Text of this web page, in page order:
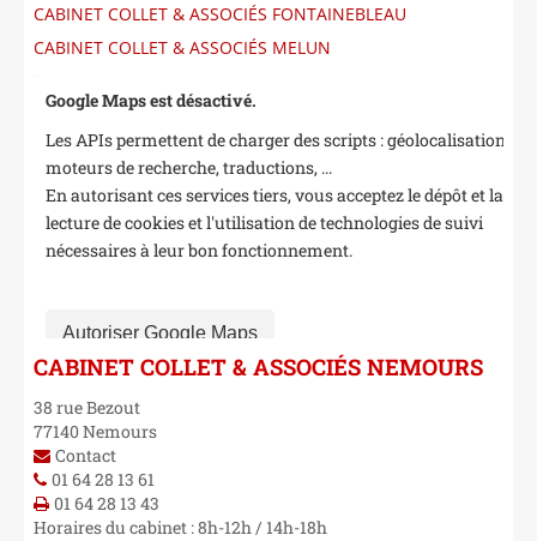
CABINET COLLET & ASSOCIÉS FONTAINEBLEAU
CABINET COLLET & ASSOCIÉS MELUN
Google Maps est désactivé.
Les APIs permettent de charger des scripts : géolocalisation,
moteurs de recherche, traductions, ...
En autorisant ces services tiers, vous acceptez le dépôt et la
lecture de cookies et l'utilisation de technologies de suivi
nécessaires à leur bon fonctionnement.
Autoriser Google Maps
CABINET COLLET & ASSOCIÉS NEMOURS
38 rue Bezout
77140Nemours
Contact
01 64 28 13 61
01 64 28 13 43
Horaires du cabinet : 8h-12h / 14h-18h